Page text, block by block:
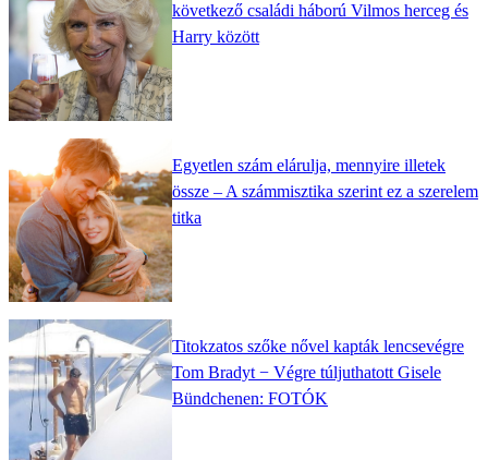
következő családi háború Vilmos herceg és
Harry között
Egyetlen szám elárulja, mennyire illetek
össze – A számmisztika szerint ez a szerelem
titka
Titokzatos szőke nővel kapták lencsevégre
Tom Bradyt − Végre túljuthatott Gisele
Bündchenen: FOTÓK